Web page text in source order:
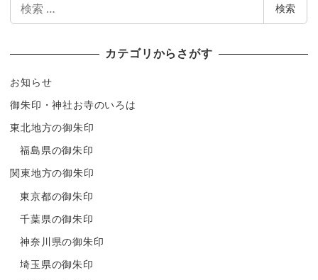
検索
カテゴリからさがす
お知らせ
御朱印・神社お寺のいろは
東北地方の御朱印
福島県の御朱印
関東地方の御朱印
東京都の御朱印
千葉県の御朱印
神奈川県の御朱印
埼玉県の御朱印